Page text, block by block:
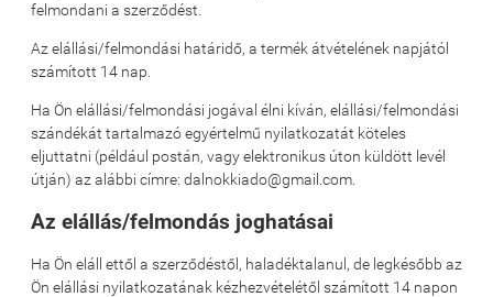
felmondani a szerződést.
Az elállási/felmondási határidő, a termék átvételének napjától
számított 14 nap.
Ha Ön elállási/felmondási jogával élni kíván, elállási/felmondási
szándékát tartalmazó egyértelmű nyilatkozatát köteles
eljuttatni (például postán, vagy elektronikus úton küldött levél
útján) az alábbi címre: dalnokkiado@gmail.com.
Az elállás/felmondás joghatásai
Ha Ön eláll ettől a szerződéstől, haladéktalanul, de legkésőbb az
Ön elállási nyilatkozatának kézhezvételétől számított 14 napon